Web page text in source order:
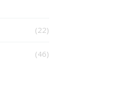
(22)
(46)